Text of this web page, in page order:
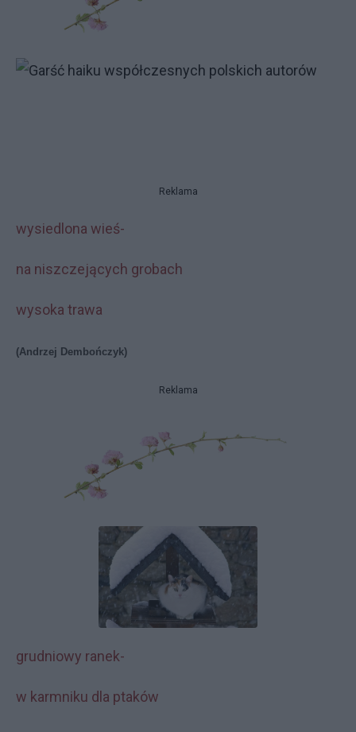
Reklama
wysiedlona wieś-
na niszczejących grobach
wysoka trawa
(Andrzej Dembończyk)
Reklama
grudniowy ranek-
w karmniku dla ptaków